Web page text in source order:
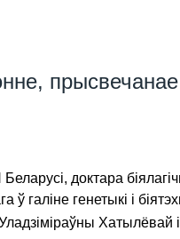
прысвечанае
доктара
генетыкі і
Хатылёвай